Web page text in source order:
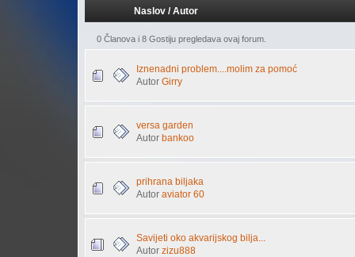
Naslov /Autor
0 Članova i 8 Gostiju pregledava ovaj forum.
Iznenadni problem....molim za pomoć
Autor Girry
versa garden
Autor bankoo
prihrana biljaka
Autor aviator 60
Savijeti oko akvarijskog bilja...
Autor zizu888